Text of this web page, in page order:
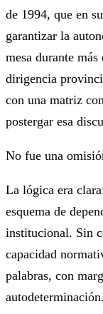
de 1994, que en
garantizar la
mesa durante
dirigencia
con una matriz
postergar esa
No fue una
La lógica era
esquema de
institucional. Sin
capacidad
palabras, con
autodeterminación.